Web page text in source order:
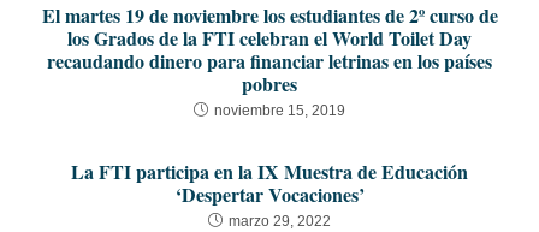
El martes 19 de noviembre los estudiantes de 2º curso de
los Grados de la FTI celebran el World Toilet Day
recaudando dinero para financiar letrinas en los países
pobres
noviembre 15, 2019
La FTI participa en la IX Muestra de Educación
‘Despertar Vocaciones’
marzo 29, 2022